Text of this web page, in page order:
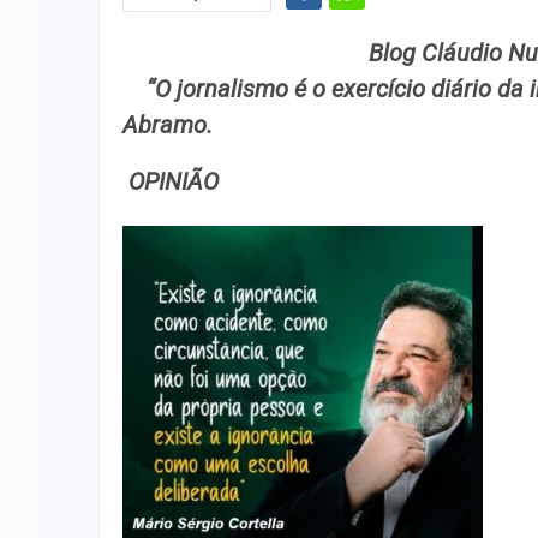
Blog Cláudio Nunes: a
“O jornalismo é o exercício diário da
Abramo.
OPINIÃO